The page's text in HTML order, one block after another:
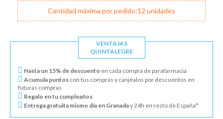
Cantidad máxima por pedido:12 unidades
VENTAJAS
QUINTALEGRE
Hasta un 15% de descuento en cada compra de parafarmacia
Acumula puntos con tus compras y canjéalos por descuentos en
futuras compras
Regalo en tu cumpleaños
Entrega gratuita mismo día en Granaday 24h en resto de España*